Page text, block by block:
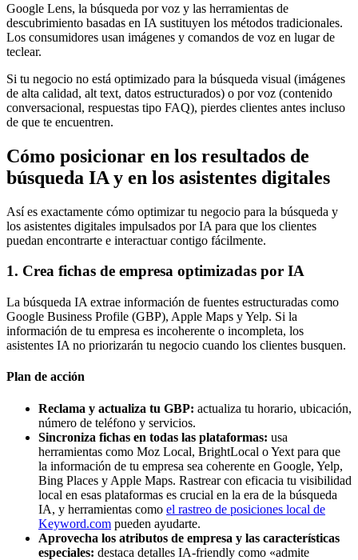
Google Lens, la búsqueda por voz y las herramientas de
descubrimiento basadas en IA sustituyen los métodos tradicionales.
Los consumidores usan imágenes y comandos de voz en lugar de
teclear.
Si tu negocio no está optimizado para la búsqueda visual (imágenes
de alta calidad, alt text, datos estructurados) o por voz (contenido
conversacional, respuestas tipo FAQ), pierdes clientes antes incluso
de que te encuentren.
Cómo posicionar en los resultados de
búsqueda IA y en los asistentes digitales
Así es exactamente cómo optimizar tu negocio para la búsqueda y
los asistentes digitales impulsados por IA para que los clientes
puedan encontrarte e interactuar contigo fácilmente.
1. Crea fichas de empresa optimizadas por IA
La búsqueda IA extrae información de fuentes estructuradas como
Google Business Profile (GBP), Apple Maps y Yelp. Si la
información de tu empresa es incoherente o incompleta, los
asistentes IA no priorizarán tu negocio cuando los clientes busquen.
Plan de acción
Reclama y actualiza tu GBP: actualiza tu horario, ubicación,
número de teléfono y servicios.
Sincroniza fichas en todas las plataformas: usa
herramientas como Moz Local, BrightLocal o Yext para que
la información de tu empresa sea coherente en Google, Yelp,
Bing Places y Apple Maps. Rastrear con eficacia tu visibilidad
local en esas plataformas es crucial en la era de la búsqueda
IA, y herramientas como el rastreo de posiciones local de
Keyword.com pueden ayudarte.
Aprovecha los atributos de empresa y las características
especiales: destaca detalles IA-friendly como «admite